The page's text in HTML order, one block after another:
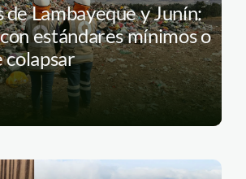
Lambayeque y Junín:
estándares mínimos o
colapsar